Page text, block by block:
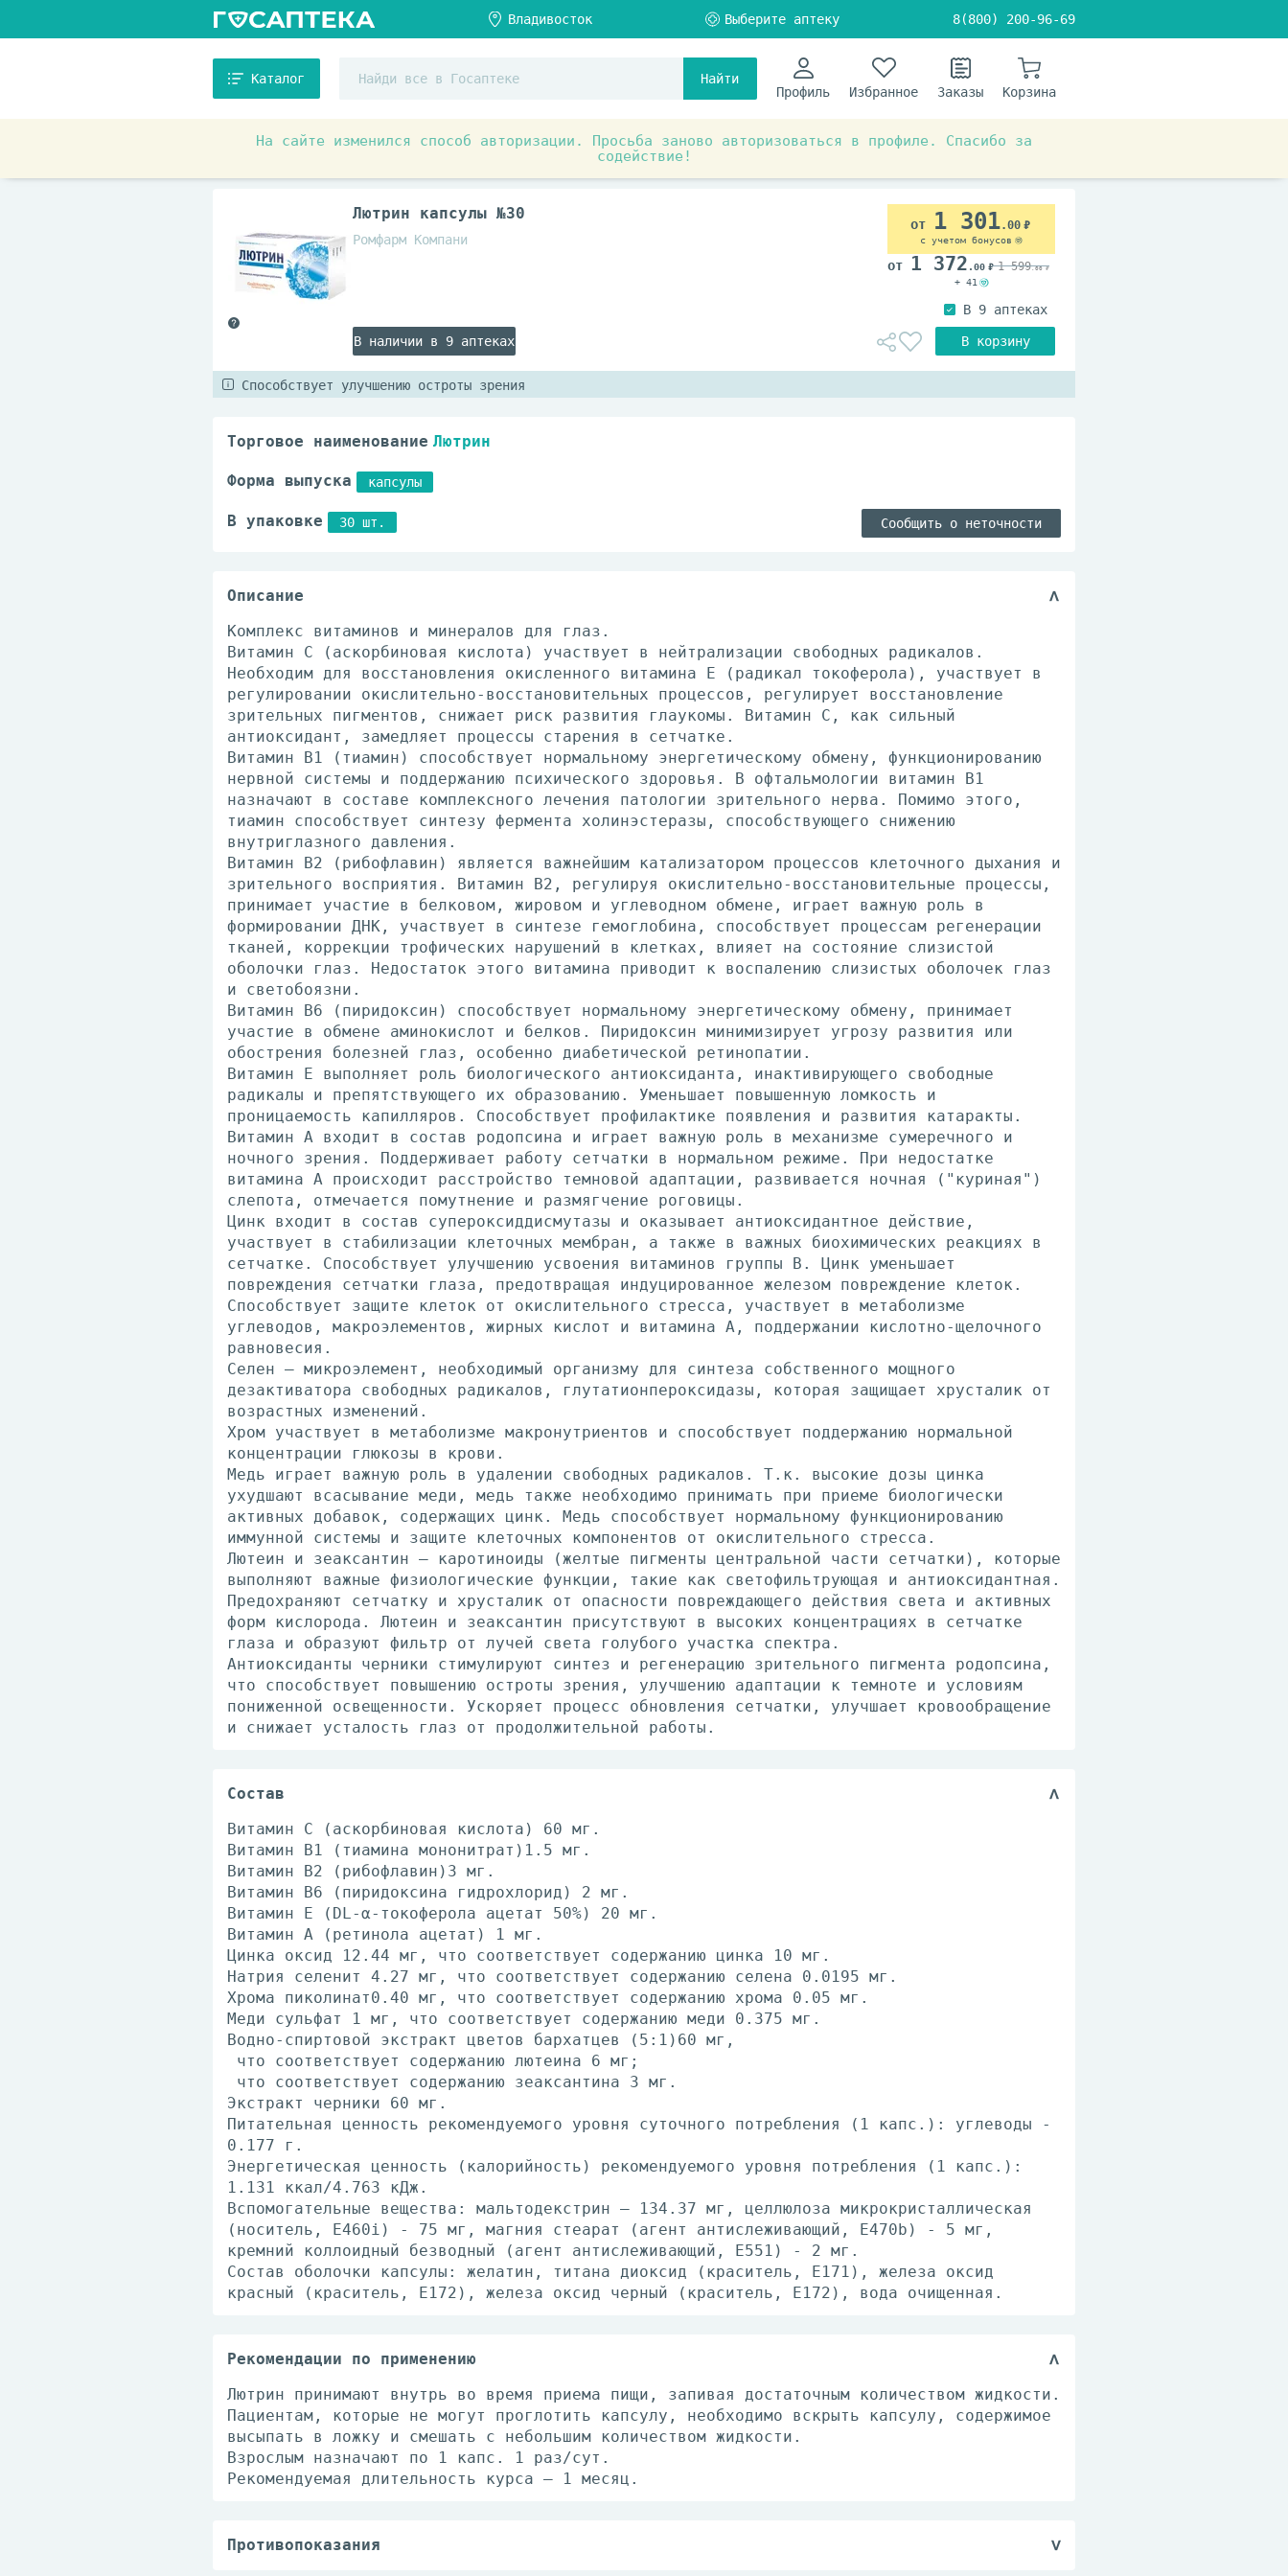
8(800) 200-96-69
Каталог
Найти
Профиль
Избранное Заказы Корзина
На сайте изменился способ авторизации. Просьба заново авторизоваться в профиле. Спасибо за
содействие!
Витамины красоты
Лютрин капсулы №30
Ромфарм Компани
В наличии в 9 аптеках
1 301.00
с учетом бонусов
1 372 .00 1 599.00
+ 41
Способствует улучшению остроты зрения
Торговое наименование Лютрин
Форма выпуска капсулы
В упаковке 30 шт. Сообщить о неточности
Описание
Комплекс витаминов и минералов для глаз.
Витамин С (аскорбиновая кислота) участвует в нейтрализации свободных радикалов.
Необходим для восстановления окисленного витамина Е (радикал токоферола), участвует в
регулировании окислительно-восстановительных процессов, регулирует восстановление
зрительных пигментов, снижает риск развития глаукомы. Витамин С, как сильный
антиоксидант, замедляет процессы старения в сетчатке.
Витамин B1 (тиамин) способствует нормальному энергетическому обмену, функционированию
нервной системы и поддержанию психического здоровья. В офтальмологии витамин В1
назначают в составе комплексного лечения патологии зрительного нерва. Помимо этого,
тиамин способствует синтезу фермента холинэстеразы, способствующего снижению
внутриглазного давления.
Витамин B2 (рибофлавин) является важнейшим катализатором процессов клеточного дыхания и
зрительного восприятия. Витамин В2, регулируя окислительно-восстановительные процессы,
принимает участие в белковом, жировом и углеводном обмене, играет важную роль в
формировании ДНК, участвует в синтезе гемоглобина, способствует процессам регенерации
тканей, коррекции трофических нарушений в клетках, влияет на состояние слизистой
оболочки глаз. Недостаток этого витамина приводит к воспалению слизистых оболочек глаз
и светобоязни.
Витамин B6 (пиридоксин) способствует нормальному энергетическому обмену, принимает
участие в обмене аминокислот и белков. Пиридоксин минимизирует угрозу развития или
обострения болезней глаз, особенно диабетической ретинопатии.
Витамин Е выполняет роль биологического антиоксиданта, инактивирующего свободные
радикалы и препятствующего их образованию. Уменьшает повышенную ломкость и
проницаемость капилляров. Способствует профилактике появления и развития катаракты.
Витамин А входит в состав родопсина и играет важную роль в механизме сумеречного и
ночного зрения. Поддерживает работу сетчатки в нормальном режиме. При недостатке
витамина А происходит расстройство темновой адаптации, развивается ночная ("куриная")
слепота, отмечается помутнение и размягчение роговицы.
Цинк входит в состав супероксиддисмутазы и оказывает антиоксидантное действие,
участвует в стабилизации клеточных мембран, а также в важных биохимических реакциях в
сетчатке. Способствует улучшению усвоения витаминов группы В. Цинк уменьшает
повреждения сетчатки глаза, предотвращая индуцированное железом повреждение клеток.
Способствует защите клеток от окислительного стресса, участвует в метаболизме
углеводов, макроэлементов, жирных кислот и витамина А, поддержании кислотно-щелочного
равновесия.
Селен – микроэлемент, необходимый организму для синтеза собственного мощного
дезактиватора свободных радикалов, глутатионпероксидазы, которая защищает хрусталик от
возрастных изменений.
Хром участвует в метаболизме макронутриентов и способствует поддержанию нормальной
концентрации глюкозы в крови.
Медь играет важную роль в удалении свободных радикалов. Т.к. высокие дозы цинка
ухудшают всасывание меди, медь также необходимо принимать при приеме биологически
активных добавок, содержащих цинк. Медь способствует нормальному функционированию
иммунной системы и защите клеточных компонентов от окислительного стресса.
Лютеин и зеаксантин – каротиноиды (желтые пигменты центральной части сетчатки), которые
выполняют важные физиологические функции, такие как светофильтрующая и антиоксидантная.
Предохраняют сетчатку и хрусталик от опасности повреждающего действия света и активных
форм кислорода. Лютеин и зеаксантин присутствуют в высоких концентрациях в сетчатке
глаза и образуют фильтр от лучей света голубого участка спектра.
Антиоксиданты черники стимулируют синтез и регенерацию зрительного пигмента родопсина,
что способствует повышению остроты зрения, улучшению адаптации к темноте и условиям
пониженной освещенности. Ускоряет процесс обновления сетчатки, улучшает кровообращение
и снижает усталость глаз от продолжительной работы.
Состав
Витамин С (аскорбиновая кислота) 60 мг.
Витамин B1 (тиамина мононитрат)1.5 мг.
Витамин B2 (рибофлавин)3 мг.
Витамин B6 (пиридоксина гидрохлорид) 2 мг.
Витамин Е (DL-α-токоферола ацетат 50%) 20 мг.
Витамин A (ретинола ацетат) 1 мг.
Цинка оксид 12.44 мг, что соответствует содержанию цинка 10 мг.
Натрия селенит 4.27 мг, что соответствует содержанию селена 0.0195 мг.
Хрома пиколинат0.40 мг, что соответствует содержанию хрома 0.05 мг.
Меди сульфат 1 мг, что соответствует содержанию меди 0.375 мг.
Водно-спиртовой экстракт цветов бархатцев (5:1)60 мг,
что соответствует содержанию лютеина 6 мг;
что соответствует содержанию зеаксантина 3 мг.
Экстракт черники 60 мг.
Питательная ценность рекомендуемого уровня суточного потребления (1 капс.): углеводы -
0.177 г.
Энергетическая ценность (калорийность) рекомендуемого уровня потребления (1 капс.):
1.131 ккал/4.763 кДж.
Вспомогательные вещества: мальтодекстрин – 134.37 мг, целлюлоза микрокристаллическая
(носитель, Е460i) - 75 мг, магния стеарат (агент антислеживающий, E470b) - 5 мг,
кремний коллоидный безводный (агент антислеживающий, E551) - 2 мг.
Состав оболочки капсулы: желатин, титана диоксид (краситель, E171), железа оксид
красный (краситель, E172), железа оксид черный (краситель, E172), вода очищенная.
Рекомендации по применению
Лютрин принимают внутрь во время приема пищи, запивая достаточным количеством жидкости.
Пациентам, которые не могут проглотить капсулу, необходимо вскрыть капсулу, содержимое
высыпать в ложку и смешать с небольшим количеством жидкости.
Взрослым назначают по 1 капс. 1 раз/сут.
Рекомендуемая длительность курса – 1 месяц.
Противопоказания